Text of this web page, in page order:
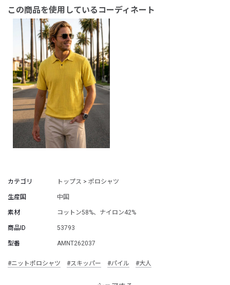
この商品を使用しているコーディネート
カテゴリ トップス > ポロシャツ
生産国 中国
素材 コットン58%、ナイロン42%
商品ID 53793
型番 AMNT262037
#ニットポロシャツ #スキッパー #パイル #大人